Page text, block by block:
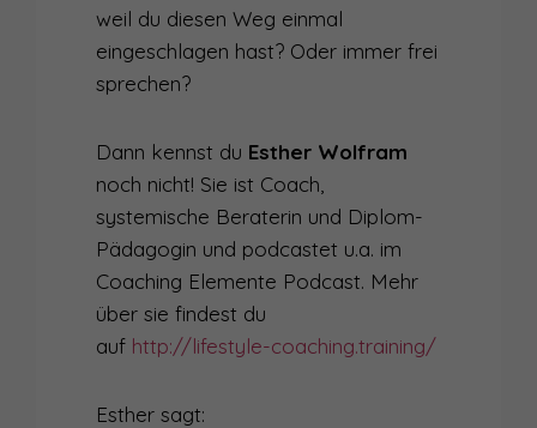
weil du diesen Weg einmal
eingeschlagen hast? Oder immer frei
sprechen?
Dann kennst du Esther Wolfram
noch nicht! Sie ist Coach,
systemische Beraterin und Diplom-
Pädagogin und podcastet u.a. im
Coaching Elemente Podcast. Mehr
über sie findest du
auf http://lifestyle-coaching.training/
Esther sagt: